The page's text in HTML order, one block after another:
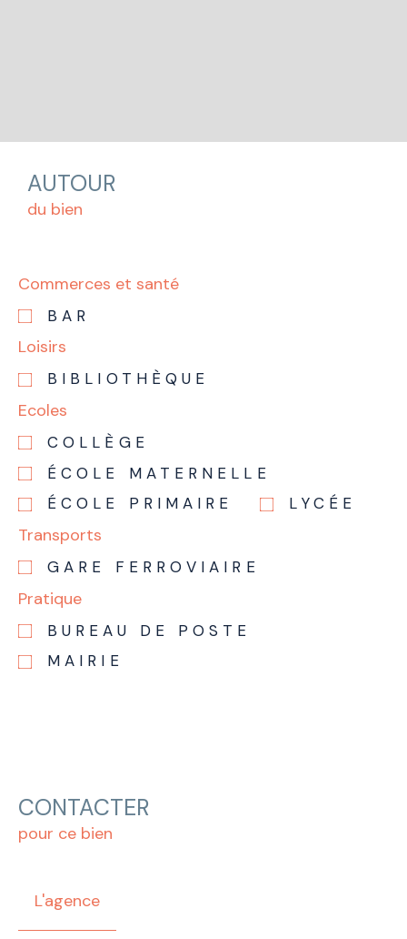
AUTOUR
du bien
Commerces et santé
BAR
Loisirs
BIBLIOTHÈQUE
Ecoles
COLLÈGE
ÉCOLE MATERNELLE
ÉCOLE PRIMAIRE
LYCÉE
Transports
GARE FERROVIAIRE
Pratique
BUREAU DE POSTE
MAIRIE
CONTACTER
pour ce bien
L'agence